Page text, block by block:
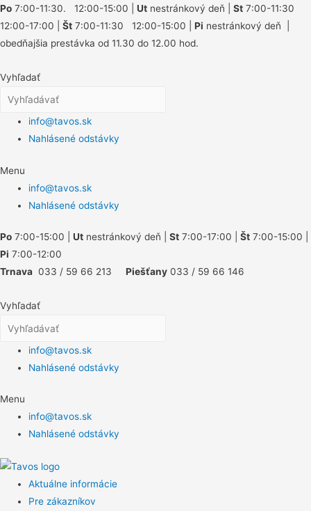
Po 7:00-11:30. 12:00-15:00 | Ut nestránkový deň | St 7:00-11:30
12:00-17:00 | Št 7:00-11:30 12:00-15:00 | Pi nestránkový deň |
obedňajšia prestávka od 11.30 do 12.00 hod.
Vyhľadať
info@tavos.sk
Nahlásené odstávky
Menu
info@tavos.sk
Nahlásené odstávky
Po 7:00-15:00 | Ut nestránkový deň | St 7:00-17:00 | Št 7:00-15:00 |
Pi 7:00-12:00
Trnava 033 / 59 66 213 Piešťany 033 / 59 66 146
Vyhľadať
info@tavos.sk
Nahlásené odstávky
Menu
info@tavos.sk
Nahlásené odstávky
Aktuálne informácie
Pre zákazníkov